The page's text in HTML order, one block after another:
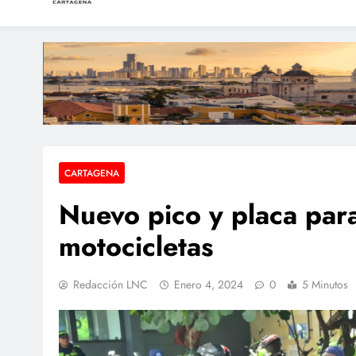
Condenan a dos
Dos
Hallan a una
LAS NOTICIAS CARTAGENA
Periodismo e Investigación
CARTAGENA
Nuevo pico y placa
motocicletas
Redacción LNC Enero 4, 2024 0 5 Minutos